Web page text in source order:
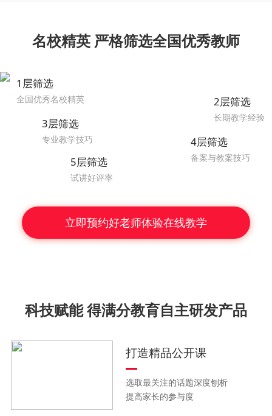
名校精英 严格筛选全国优秀教师
1层筛选
全国优秀名校精英 2层筛选
长期教学经验
3层筛选
专业教学技巧 4层筛选
备案与教案技巧
5层筛选
试讲好评率
立即预约好老师体验在线教学
科技赋能 得满分教育自主研发产品
打造精品公开课
选取最关注的话题深度刨析
提高家长的参与度